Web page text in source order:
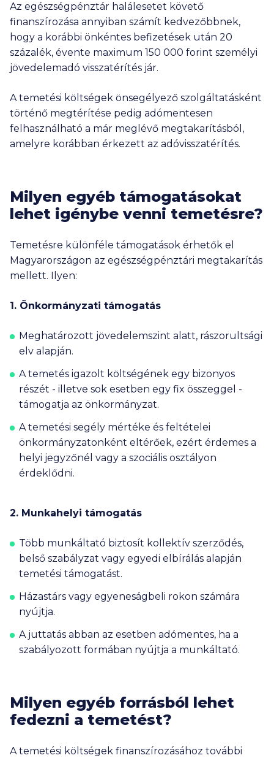
Az egészségpénztár halálesetet követő
finanszírozása annyiban számít kedvezőbbnek,
hogy a korábbi önkéntes befizetések után 20
százalék, évente maximum 150 000 forint személyi
jövedelemadó visszatérítés jár.
A temetési költségek önsegélyező szolgáltatásként
történő megtérítése pedig adómentesen
felhasználható a már meglévő megtakarításból,
amelyre korábban érkezett az adóvisszatérítés.
Milyen egyéb támogatásokat
lehet igénybe venni temetésre?
Temetésre különféle támogatások érhetők el
Magyarországon az egészségpénztári megtakarítás
mellett. Ilyen:
1. Önkormányzati támogatás
Meghatározott jövedelemszint alatt, rászorultsági
elv alapján.
A temetés igazolt költségének egy bizonyos
részét - illetve sok esetben egy fix összeggel -
támogatja az önkormányzat.
A temetési segély mértéke és feltételei
önkormányzatonként eltérőek, ezért érdemes a
helyi jegyzőnél vagy a szociális osztályon
érdeklődni.
2. Munkahelyi támogatás
Több munkáltató biztosít kollektív szerződés,
belső szabályzat vagy egyedi elbírálás alapján
temetési támogatást.
Házastárs vagy egyeneságbeli rokon számára
nyújtja.
A juttatás abban az esetben adómentes, ha a
szabályozott formában nyújtja a munkáltató.
Milyen egyéb forrásból lehet
fedezni a temetést?
A temetési költségek finanszírozásához további